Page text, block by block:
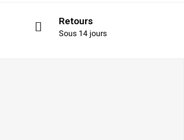
Retours
Sous 14 jours